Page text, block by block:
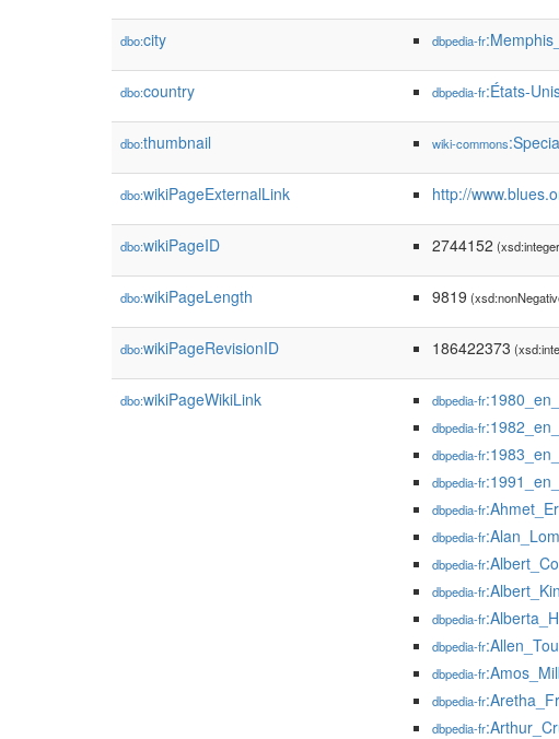
dbo:city dbpedia-fr
dbo:country dbpedia-fr:États-
dbo:thumbnail wiki-commons
dbo:wikiPageExternalLink http://
dbo:wikiPageID 2744152
dbo:wikiPageLength 9819
dbo:wikiPageRevisionID 186422373
dbo:wikiPageWikiLink dbpedia-fr
dbpedia-fr
dbpedia-fr
dbpedia-fr
dbpedia-fr
dbpedia-fr
dbpedia-fr
dbpedia-fr
dbpedia-fr
dbpedia-fr
dbpedia-fr
dbpedia-fr
dbpedia-fr